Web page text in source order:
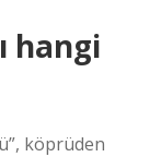
hangi
köprüden